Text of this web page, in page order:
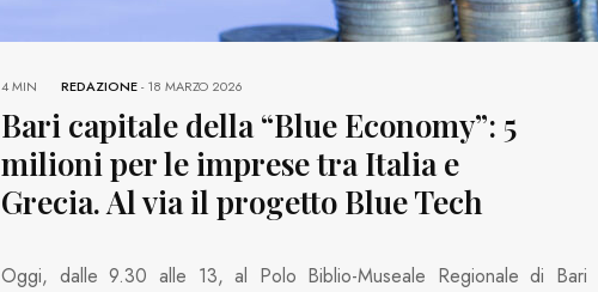
REDAZIONE-18 MARZO 2026
4 MIN
Bari capitale della “Blue Economy”: 5
milioni per le imprese tra Italia e
Grecia. Al via il progetto Blue Tech
Oggi, dalle 9.30 alle 13, al Polo Biblio-Museale Regionale di Bari